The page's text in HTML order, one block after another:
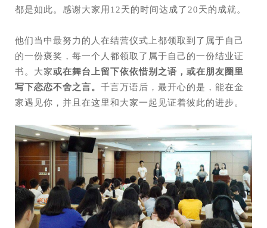
都是如此。感谢大家用12天的时间达成了20天的成就。
他们当中最努力的人在结营仪式上都领取到了属于自己
的一份褒奖，每一个人都领取了属于自己的一份结业证
书。大家或在舞台上留下依依惜别之语，或在朋友圈里
写下恋恋不舍之言。 千言万语后，最开心的是，能在金
家遇见你，并且在这里和大家一起见证着彼此的进步。